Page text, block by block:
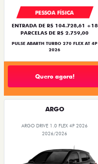
PESSOA FÍSICA
ENTRADA DE R$ 104.728,61 +18
PARCELAS DE R$ 2.759,00
PULSE ABARTH TURBO 270 FLEX AT 4P
2026
Quero agora!
ARGO
ARGO DRIVE 1.0 FLEX 4P 2026
2026/2026